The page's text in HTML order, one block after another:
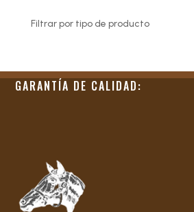
Filtrar por tipo de producto
GARANTÍA DE CALIDAD: